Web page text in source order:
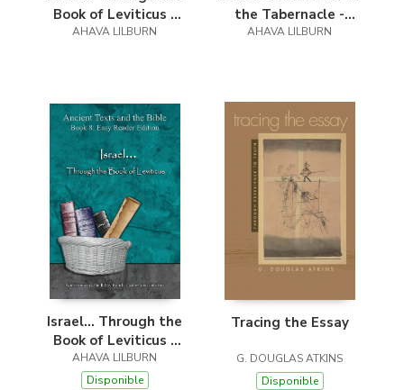
Book of Leviticus -
Easy Reader Edition
AHAVA LILBURN
the Tabernacle -
Easy Reader Edition
AHAVA LILBURN
Israel... Through the
Book of Leviticus -
Easy Reader Edition
AHAVA LILBURN
Disponible
Tracing the Essay
G. DOUGLAS ATKINS
Disponible